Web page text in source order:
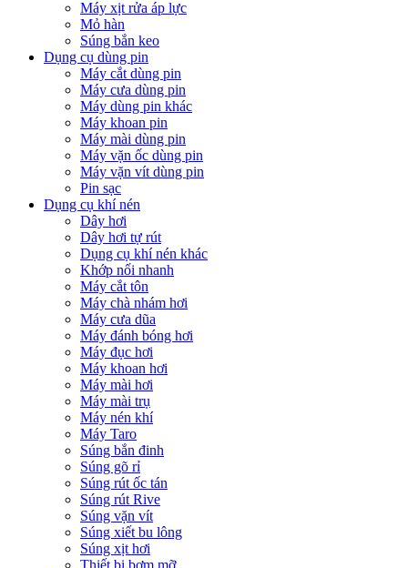
Máy xịt rửa áp lực
Mỏ hàn
Súng bắn keo
Dụng cụ dùng pin
Máy cắt dùng pin
Máy cưa dùng pin
Máy dùng pin khác
Máy khoan pin
Máy mài dùng pin
Máy vặn ốc dùng pin
Máy vặn vít dùng pin
Pin sạc
Dụng cụ khí nén
Dây hơi
Dây hơi tự rút
Dụng cụ khí nén khác
Khớp nối nhanh
Máy cắt tôn
Máy chà nhám hơi
Máy cưa dũa
Máy đánh bóng hơi
Máy đục hơi
Máy khoan hơi
Máy mài hơi
Máy mài trụ
Máy nén khí
Máy Taro
Súng bắn đinh
Súng gõ rỉ
Súng rút ốc tán
Súng rút Rive
Súng vặn vít
Súng xiết bu lông
Súng xịt hơi
Thiết bị bơm mỡ